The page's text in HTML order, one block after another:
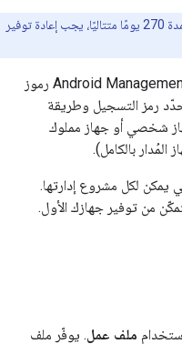
إذا ظلّ الجهاز غير متصل بالإنترنت لمدة 270 يومًا متتاليًا، يجب إعادة توفير
تستخدم واجهة برمجة التطبيقات Android Management API رموز
رمز التسجيل وطريقة
شخصي أو جهاز مملوك
المُدار بالكامل).
يمكن لكل مشروع إدارتها.
من توفير جهازك الأول.
ملف عمل. يوفّر ملف